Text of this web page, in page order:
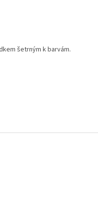
šetrným k barvám.